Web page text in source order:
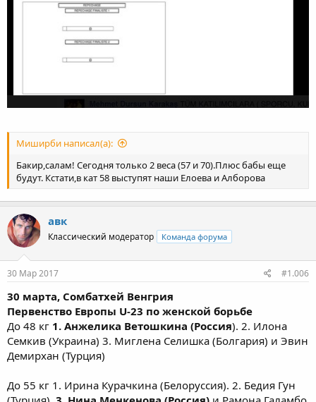
Миширби написал(а):
Бакир,салам! Сегодня только 2 веса (57 и 70).Плюс бабы еще
будут. Кстати,в кат 58 выступят наши Елоева и Алборова
авк
Классический модератор Команда форума
30 Мар 2017 #1.006
30 марта, Сомбатхей Венгрия
Первенство Европы U-23 по женской борьбе
До 48 кг 1. Анжелика Ветошкина (Россия). 2. Илона
Семкив (Украина) 3. Миглена Селишка (Болгария) и Эвин
Демирхан (Турция)
До 55 кг 1. Ирина Курачкина (Белоруссия). 2. Бедия Гун